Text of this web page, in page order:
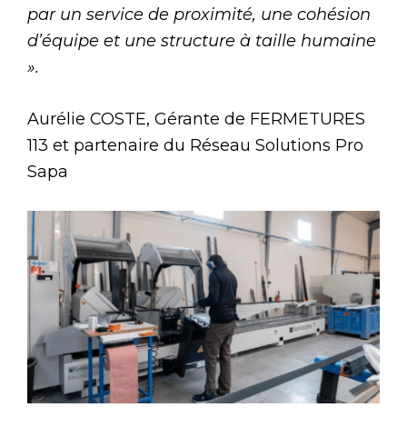
par un service de proximité, une cohésion
d’équipe et une structure à taille humaine
».
Aurélie COSTE, Gérante de FERMETURES
113 et partenaire du Réseau Solutions Pro
Sapa